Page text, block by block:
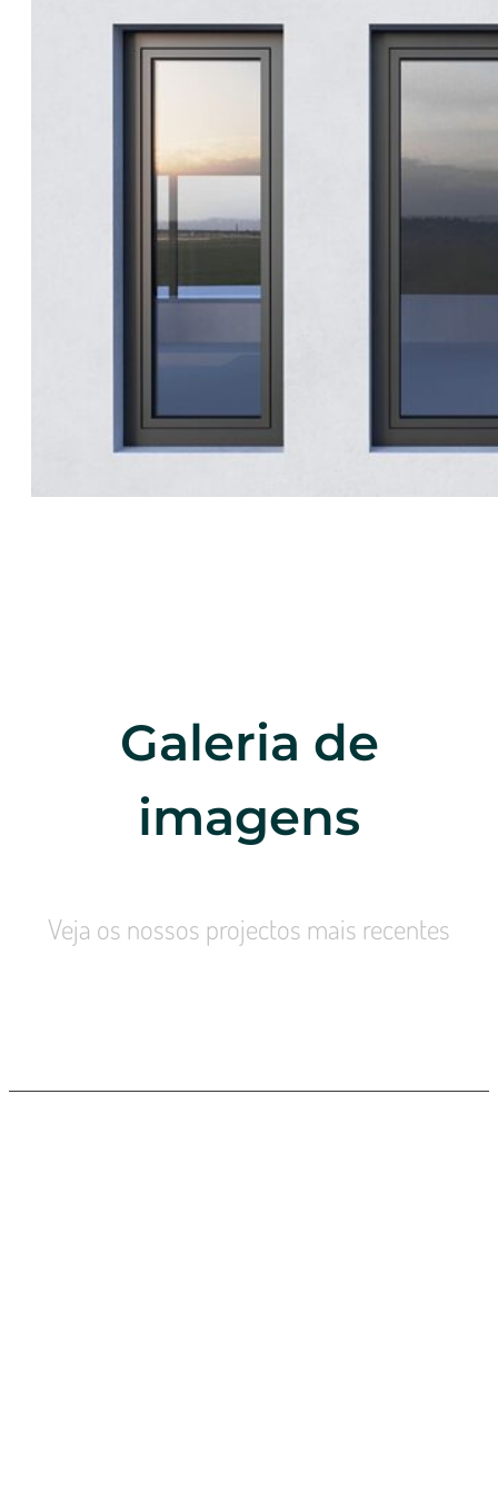
Galeria de
imagens
Veja os nossos projectos mais recentes